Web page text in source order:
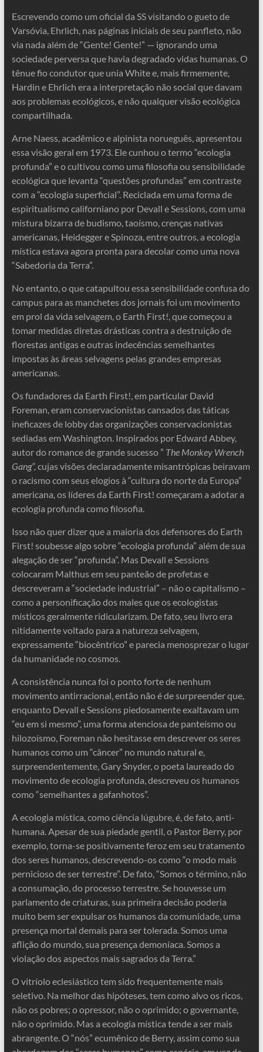
Escrevendo como um oficial da SS visitando o gueto de
Varsóvia, Ehrlich, nas páginas iniciais de seu panfleto, não
via nada além de “Gente! Gente!” — ignorando uma
sociedade perversa que havia degradado vidas humanas. O
tênue fio condutor que unia White e, mais firmemente,
Hardin e Ehrlich era a interpretação não social que davam
aos problemas ecológicos, e não qualquer visão ecológica
compartilhada.
Arne Naess, acadêmico e alpinista norueguês, apresentou
essa visão geral em 1973. Ele cunhou o termo “ecologia
profunda” e o cultivou como uma filosofia ou sensibilidade
ecológica que levanta “questões profundas” em contraste
com a “ecologia superficial”. Reciclada em uma forma de
espiritualismo californiano por Devall e Sessions, com uma
mistura bizarra de budismo, taoísmo, crenças nativas
americanas, Heidegger e Spinoza, entre outros, a ecologia
mística estava agora pronta para decolar como uma nova
“Sabedoria da Terra”.
No entanto, o que catapultou essa sensibilidade confusa do
campus para as manchetes dos jornais foi um movimento
em prol da vida selvagem, o Earth First!, que começou a
tomar medidas diretas drásticas contra a destruição de
florestas antigas e outras indecências semelhantes
impostas às áreas selvagens pelas grandes empresas
americanas.
Os fundadores da Earth First!, em particular David
Foreman, eram conservacionistas cansados ​​das táticas
ineficazes de lobby das organizações conservacionistas
sediadas em Washington. Inspirados por Edward Abbey,
autor do romance de grande sucesso ” The Monkey Wrench
Gang”, cujas visões declaradamente misantrópicas beiravam
o racismo com seus elogios à “cultura do norte da Europa”
americana, os líderes da Earth First! começaram a adotar a
ecologia profunda como filosofia.
Isso não quer dizer que a maioria dos defensores do Earth
First! soubesse algo sobre “ecologia profunda” além de sua
alegação de ser “profunda”. Mas Devall e Sessions
colocaram Malthus em seu panteão de profetas e
descreveram a “sociedade industrial” – não o capitalismo –
como a personificação dos males que os ecologistas
místicos geralmente ridicularizam. De fato, seu livro era
nitidamente voltado para a natureza selvagem,
expressamente “biocêntrico” e parecia menosprezar o lugar
da humanidade no cosmos.
A consistência nunca foi o ponto forte de nenhum
movimento antirracional, então não é de surpreender que,
enquanto Devall e Sessions piedosamente exaltavam um
“eu em si mesmo”, uma forma atenciosa de panteísmo ou
hilozoísmo, Foreman não hesitasse em descrever os seres
humanos como um “câncer” no mundo natural e,
surpreendentemente, Gary Snyder, o poeta laureado do
movimento de ecologia profunda, descreveu os humanos
como “semelhantes a gafanhotos”.
A ecologia mística, como ciência lúgubre, é, de fato, anti-
humana. Apesar de sua piedade gentil, o Pastor Berry, por
exemplo, torna-se positivamente feroz em seu tratamento
dos seres humanos, descrevendo-os como “o modo mais
pernicioso de ser terrestre”. De fato, “Somos o término, não
a consumação, do processo terrestre. Se houvesse um
parlamento de criaturas, sua primeira decisão poderia
muito bem ser expulsar os humanos da comunidade, uma
presença mortal demais para ser tolerada. Somos uma
aflição do mundo, sua presença demoníaca. Somos a
violação dos aspectos mais sagrados da Terra.”
O vitríolo eclesiástico tem sido frequentemente mais
seletivo. Na melhor das hipóteses, tem como alvo os ricos,
não os pobres; o opressor, não o oprimido; o governante,
não o oprimido. Mas a ecologia mística tende a ser mais
abrangente. O “nós” ecumênico de Berry, assim como sua